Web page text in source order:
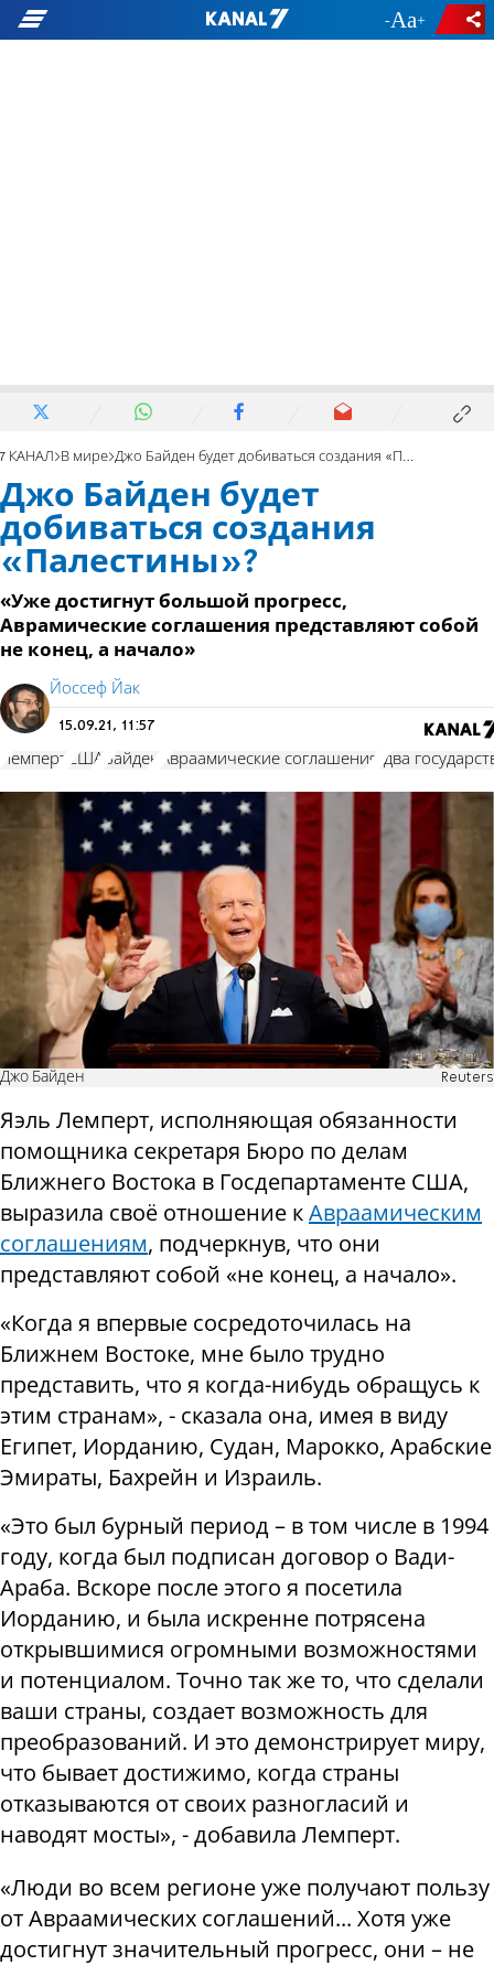
- +
7 КАНАЛ В мире Джо Байден будет добиваться создания «Палестины»?
Джо Байден будет
добиваться создания
«Палестины»?
«Уже достигнут большой прогресс,
Аврамические соглашения представляют собой
не конец, а начало»
Йоссеф Йак
15.09.21, 11:57
Лемперт США Байден Авраамические соглашения "два
Джо Байден Reuters
Яэль Лемперт, исполняющая обязанности
помощника секретаря Бюро по делам
Ближнего Востока в Госдепартаменте США,
выразила своё отношение кАвраамическим
соглашениям, подчеркнув, что они
представляют собой «не конец, а начало».
«Когда я впервые сосредоточилась на
Ближнем Востоке, мне было трудно
представить, что я когда-нибудь обращусь к
этим странам», - сказала она, имея в виду
Египет, Иорданию, Судан, Марокко, Арабские
Эмираты, Бахрейн и Израиль.
«Это был бурный период – в том числе в 1994
году, когда был подписан договор о Вади-
Араба. Вскоре после этого я посетила
Иорданию, и была искренне потрясена
открывшимися огромными возможностями
и потенциалом. Точно так же то, что сделали
ваши страны, создает возможность для
преобразований. И это демонстрирует миру,
что бывает достижимо, когда страны
отказываются от своих разногласий и
наводят мосты», - добавила Лемперт.
«Люди во всем регионе уже получают пользу
от Авраамических соглашений... Хотя уже
достигнут значительный прогресс, они – не